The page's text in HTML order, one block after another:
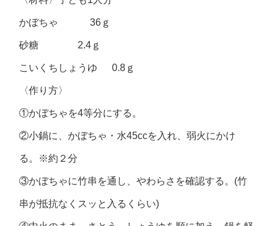
かぼちゃ 36ｇ
砂糖 2.4ｇ
こいくちしょうゆ 0.8ｇ
〈作り方〉
①かぼちゃを4等分にする。
②小鍋に、かぼちゃ・水45ccを入れ、弱火にかけ
る。※約２分
③かぼちゃに竹串を通し、やわらさを確認する。(竹
串が抵抗なくスッと入るくらい)